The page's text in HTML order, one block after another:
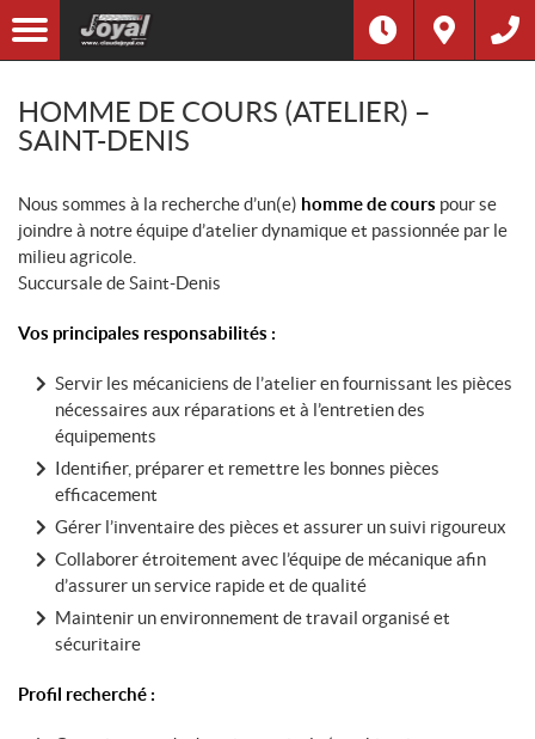
HOMME DE COURS (ATELIER) –
SAINT-DENIS
Nous sommes à la recherche d’un(e) homme de cours pour se
joindre à notre équipe d’atelier dynamique et passionnée par le
milieu agricole.
Succursale de Saint-Denis
Vos principales responsabilités :
Servir les mécaniciens de l’atelier en fournissant les pièces
nécessaires aux réparations et à l’entretien des
équipements
Identifier, préparer et remettre les bonnes pièces
efficacement
Gérer l’inventaire des pièces et assurer un suivi rigoureux
Collaborer étroitement avec l’équipe de mécanique afin
d’assurer un service rapide et de qualité
Maintenir un environnement de travail organisé et
sécuritaire
Profil recherché :